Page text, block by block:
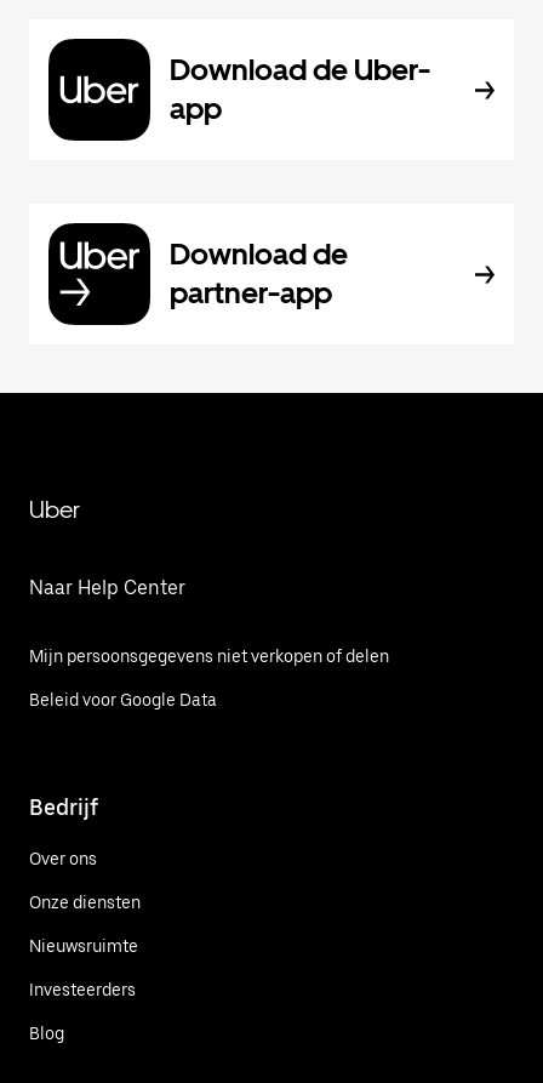
Download de Uber-
app
Download de
partner-app
Uber
Naar Help Center
Mijn persoonsgegevens niet verkopen of delen
Beleid voor Google Data
Bedrijf
Over ons
Onze diensten
Nieuwsruimte
Investeerders
Blog